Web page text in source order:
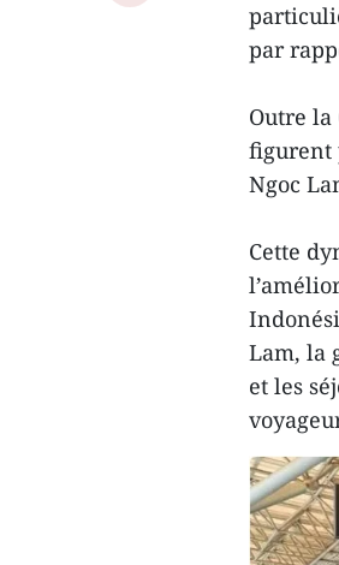
par
Outre la
figurent
Ngoc
Cette
Lam, la
et les